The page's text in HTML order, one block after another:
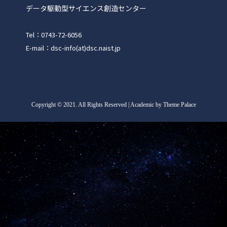
データ駆動型サイエンス創造センター
Tel：0743-72-6056
E-mail：dsc-info(at)dsc.naist.jp
Copyright©2021. All Rights Reserved | Academic by Theme Palace